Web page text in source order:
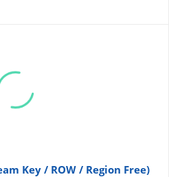
Key / ROW / Region Free)